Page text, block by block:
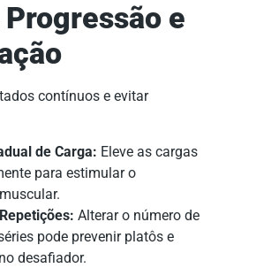
e
contínuos e evitar
de Carga: Eleve as cargas
para estimular o
Alterar o número de
pode prevenir platôs e
desafiador.